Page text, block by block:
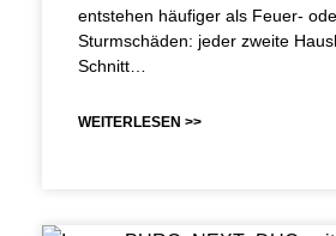
entstehen häufiger als Feuer-
Sturmschäden: jeder zweite
Schnitt…
WEITERLESEN >>